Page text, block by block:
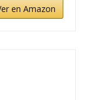
en Amazon